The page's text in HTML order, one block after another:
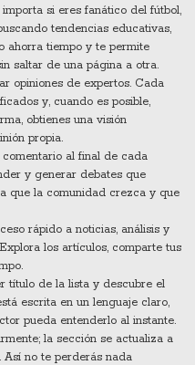
si eres fanático del fútbol,
tendencias educativas,
ahorra tiempo y te permite
saltar de una página a otra.
opiniones de expertos. Cada
y, cuando es posible,
obtienes una visión
propia.
al final de cada
y generar debates que
que la comunidad crezca y que
rápido a noticias, análisis y
los artículos, comparte tus
título de la lista y descubre el
escrita en un lenguaje claro,
pueda entenderlo al instante.
la sección se actualiza a
Así no te perderás nada